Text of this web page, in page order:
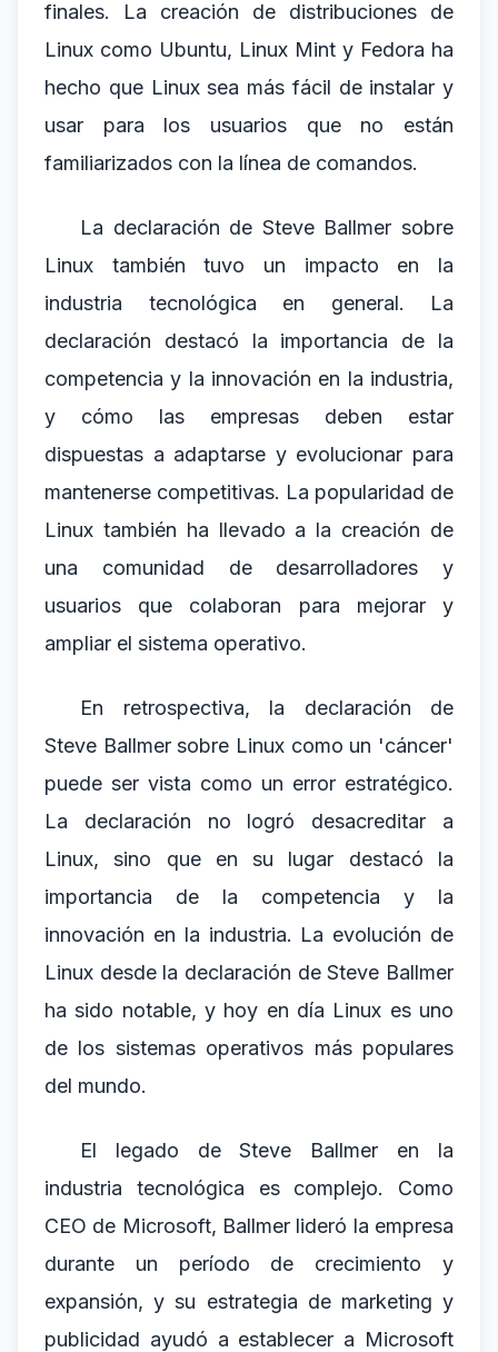
finales. La creación de distribuciones de
Linux como Ubuntu, Linux Mint y Fedora ha
hecho que Linux sea más fácil de instalar y
usar para los usuarios que no están
familiarizados con la línea de comandos.
La declaración de Steve Ballmer sobre
Linux también tuvo un impacto en la
industria tecnológica en general. La
declaración destacó la importancia de la
competencia y la innovación en la industria,
y cómo las empresas deben estar
dispuestas a adaptarse y evolucionar para
mantenerse competitivas. La popularidad de
Linux también ha llevado a la creación de
una comunidad de desarrolladores y
usuarios que colaboran para mejorar y
ampliar el sistema operativo.
En retrospectiva, la declaración de
Steve Ballmer sobre Linux como un 'cáncer'
puede ser vista como un error estratégico.
La declaración no logró desacreditar a
Linux, sino que en su lugar destacó la
importancia de la competencia y la
innovación en la industria. La evolución de
Linux desde la declaración de Steve Ballmer
ha sido notable, y hoy en día Linux es uno
de los sistemas operativos más populares
del mundo.
El legado de Steve Ballmer en la
industria tecnológica es complejo. Como
CEO de Microsoft, Ballmer lideró la empresa
durante un período de crecimiento y
expansión, y su estrategia de marketing y
publicidad ayudó a establecer a Microsoft